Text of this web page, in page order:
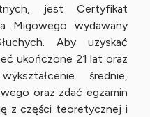
jest Certyfikat
Migowego wydawany
Aby uzyskać
ukończone 21 lat oraz
średnie,
oraz zdać egzamin
z części teoretycznej i